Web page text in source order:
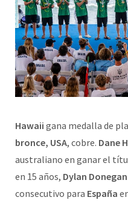
Hawaii gana medalla de
bronce, USA, cobre. Dane
australiano en ganar el
en 15 años, Dylan Donegan
consecutivo para España